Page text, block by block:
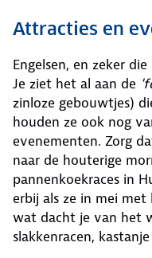
Attracties en
Engelsen, en zeker
Je ziet het al aan de
zinloze gebouwtjes)
houden ze ook nog
evenementen. Zorg
naar de houterige
pannenkoekraces in
erbij als ze in mei
wat dacht je van het
slakkenracen,